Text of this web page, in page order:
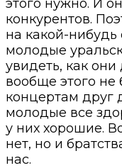
этого нужно. И
конкурентов.
на какой-нибудь
молодые
увидеть, как
вообще этого
концертам друг
молодые все
у них хорошие.
нет, но и
нас.